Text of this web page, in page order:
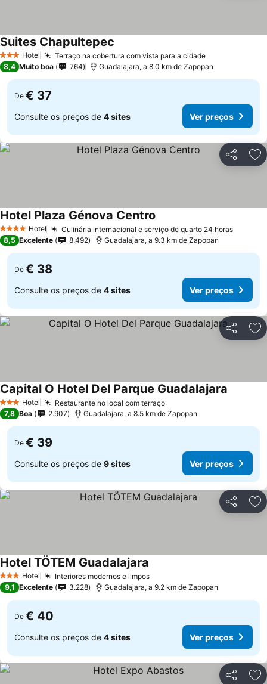
3 EstrelasHotel Terraço na cobertura com vista para a cidade
Suites Chapultepec
8,4 Muito boa 764 Guadalajara, a 8.0 km de Zapopan
De € 37
Consulte os preços de 4 sites Ver preços
Partilhar
4 EstrelasHotel Culinária internacional e serviço de quarto 24 horas
Hotel Plaza Génova Centro
8,5 Excelente 8.492 Guadalajara, a 9.3 km de Zapopan
De € 38
Consulte os preços de 4 sites Ver preços
Partilhar
3 EstrelasHotel Restaurante no local com terraço
Capital O Hotel Del Parque Guadalajara
7,8 Boa 2.907 Guadalajara, a 8.5 km de Zapopan
De € 39
Consulte os preços de 9 sites Ver preços
Partilhar
3 EstrelasHotel Interiores modernos e limpos
Hotel TÖTEM Guadalajara
9,1 Excelente 3.228 Guadalajara, a 9.2 km de Zapopan
De € 40
Consulte os preços de 4 sites Ver preços
Partilhar